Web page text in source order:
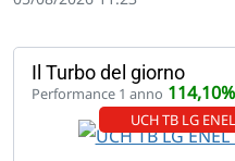
Il Turbo del giorno
Performance 1 anno 114,10%
UCH TB LG